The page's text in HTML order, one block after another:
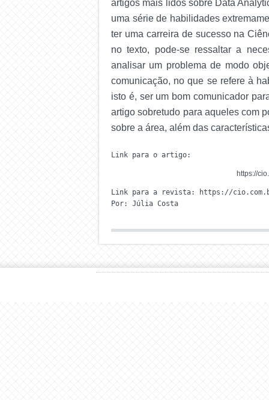
artigos mais lidos sobre Data
uma série de habilidades
ter uma carreira de sucesso na
no texto, pode-se ressaltar a
analisar um problema de modo
comunicação, no que se refere à
isto é, ser um bom comunicador
artigo sobretudo para aqueles com
sobre a área, além das
Link para o artigo:
https://
Link para a revista: https://
Por: Júlia Costa